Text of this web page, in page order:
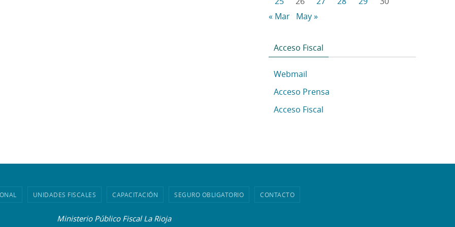
« Mar May »
Acceso Fiscal
Webmail
Acceso Prensa
Acceso Fiscal
UNIDADES FISCALES CAPACITACIÓN SEGURO OBLIGATORIO CONTACTO
Ministerio Público Fiscal La Rioja